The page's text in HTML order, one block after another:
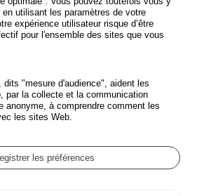
ROUTIÈRE
utilisant les paramètres de votre
expérience utilisateur risque d’être
pour l'ensemble des sites que vous
"mesure d'audience", aident les
par la collecte et la communication
anonyme, à comprendre comment les
les sites Web.
les préférences